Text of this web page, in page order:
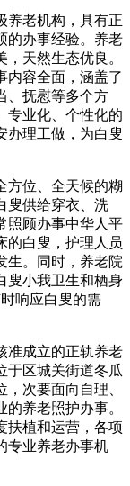
老机构，具有正
的办事经验。养老
天然生态优良。
内容全面，涵盖了
、抚慰等多个方
专业化、个性化的
办理工做，为白叟
位、全天候的糊
叟供给穿衣、洗
照顾办事中华人平
的白叟，护理人员
生。同时，养老院
叟小我卫生和栖身
响应白叟的需
成立的正轨养老
于区城关街道冬瓜
次要面向自理、
养老照护办事。
扶植和运营，各项
专业养老办事机